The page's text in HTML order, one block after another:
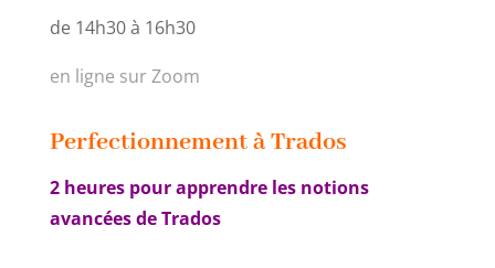
de 14h30 à 16h30
en ligne sur Zoom
Perfectionnement à Trados
2 heures pour apprendre les notions
avancées de Trados